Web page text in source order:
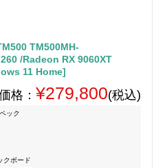
TM500MH-
/Radeon RX 9060XT
11 Home]
格： ¥279,800(税込)
ック
クボード